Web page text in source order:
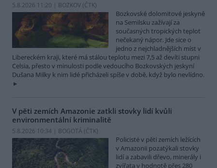
5.8.2026 11:20 | BOZKOV (ČTK)
Bozkovské dolomitové jeskyně
na Semilsku zažívají za
současných tropických teplot
nečekaný nápor. Jde sice o
jedno z nejchladnějších míst v
Libereckém kraji, které má stálou teplotu mezi 7,5 až devíti stupni
Celsia, přesto v minulosti podle vedoucího Bozkovských jeskyní
Dušana Milky k nim lidé přicházeli spíše v době, když bylo nevlídno.
V pěti zemích Amazonie zatkli stovky lidí kvůli
environmentální kriminalitě
5.8.2026 10:34 | BOGOTÁ (ČTK)
Policisté v pěti zemích ležících
v Amazonii pozatýkali stovky
lidí a zabavili dřevo, minerály i
zvířata v hodnotě přes 280